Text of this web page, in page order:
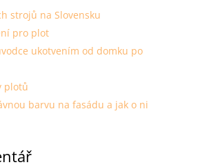
strojů na Slovensku
pro plot
ukotvením od domku po
plotů
barvu na fasádu a jak o ni